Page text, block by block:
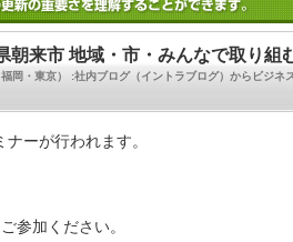
朝来市 地域・市・みんなで取り組
岡・東京） :社内ブログ（イントラブログ）からビジネ
ーが行われます。
参加ください。